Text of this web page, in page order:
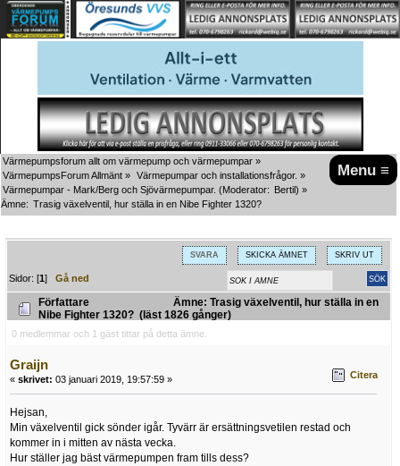
Menu ≡
Värmepumpsforum allt om värmepump och värmepumpar »
VärmepumpsForum Allmänt » Värmepumpar och installationsfrågor. »
Värmepumpar - Mark/Berg och Sjövärmepumpar. (Moderator: Bertil) »
Ämne: Trasig växelventil, hur ställa in en Nibe Fighter 1320?
SVARA SKICKA ÄMNET SKRIV UT
Sidor: [1]Gå ned
Författare
Ämne: Trasig växelventil, hur ställa in en
Nibe Fighter 1320? (läst 1826 gånger)
0 medlemmar och 1 gäst tittar på detta ämne.
Graijn
« skrivet: 03 januari 2019, 19:57:59 » Citera
Hejsan,
Min växelventil gick sönder igår. Tyvärr är ersättningsvetilen restad och
kommer in i mitten av nästa vecka.
Hur ställer jag bäst värmepumpen fram tills dess?